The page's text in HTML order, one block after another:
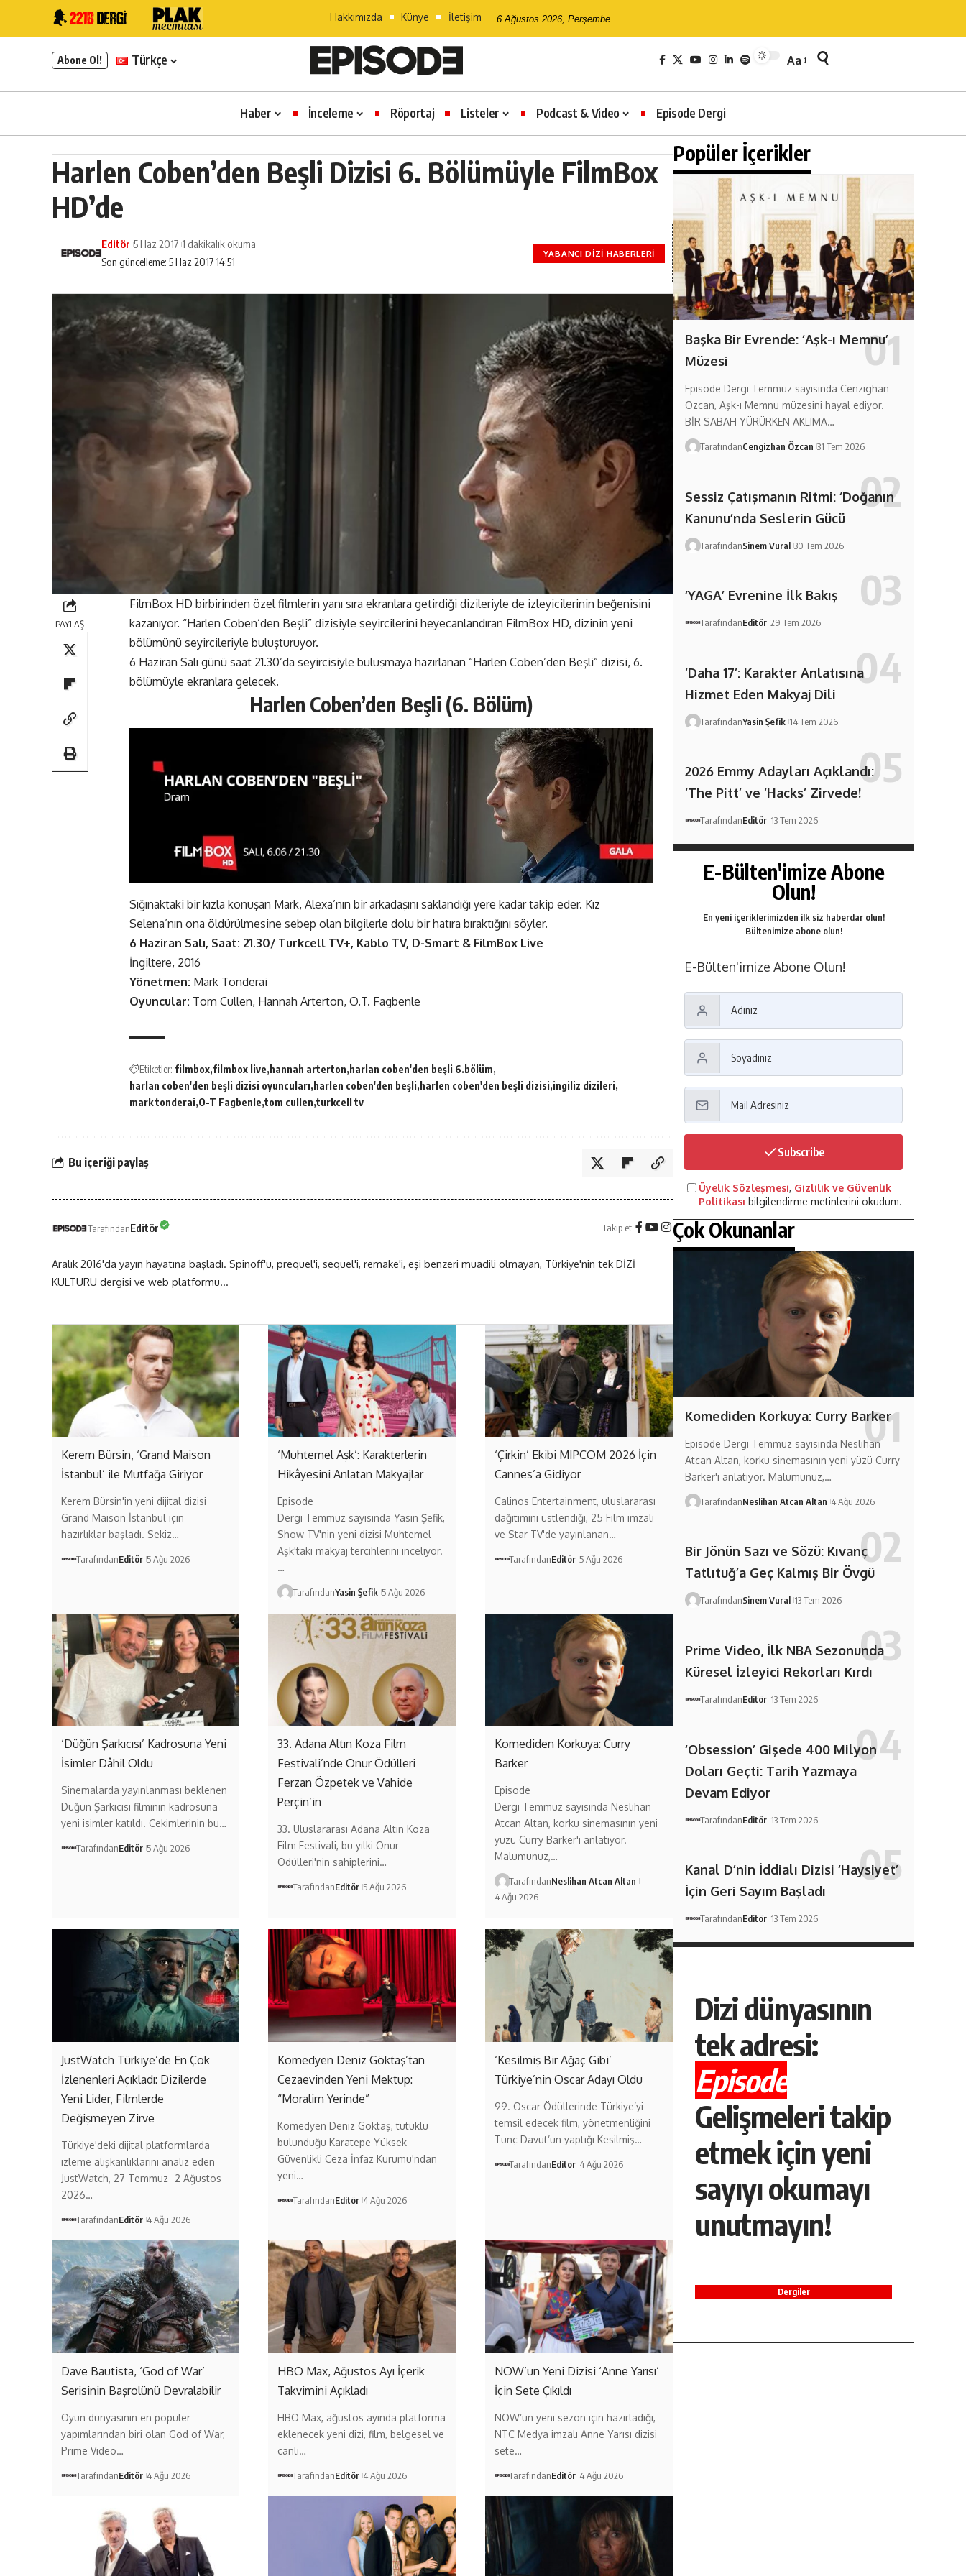
Hakkımızda Künye İletişim 6 Ağustos 2026, Perşembe
Abone Ol! Türkçe Aa
Haber İnceleme Röportaj Listeler Podcast & Video Episode Dergi
Harlen Coben’den Beşli Dizisi 6. Bölümüyle FilmBox
HD’de
Son güncelleme: 5 Haz 2017 14:51
Editör 5 Haz 2017 1 dakikalık okuma
YABANCI DIZI HABERLERI
PAYLAŞ
FilmBox HD birbirinden özel filmlerin yanı sıra ekranlara getirdiği dizileriyle de izleyicilerinin beğenisini
kazanıyor. “Harlen Coben’den Beşli” dizisiyle seyircilerini heyecanlandıran FilmBox HD, dizinin yeni
bölümünü seyircileriyle buluşturuyor.
6 Haziran Salı günü saat 21.30’da seyircisiyle buluşmaya hazırlanan “Harlen Coben’den Beşli” dizisi, 6.
bölümüyle ekranlara gelecek.
Harlen Coben’den Beşli (6. Bölüm)
Sığınaktaki bir kızla konuşan Mark, Alexa’nın bir arkadaşını saklandığı yere kadar takip eder. Kız
Selena’nın ona öldürülmesine sebep olan bilgilerle dolu bir hatıra bıraktığını söyler.
6 Haziran Salı, Saat: 21.30/ Turkcell TV+, Kablo TV, D-Smart & FilmBox Live
İngiltere, 2016
Yönetmen: Mark Tonderai
Oyuncular: Tom Cullen, Hannah Arterton, O.T. Fagbenle
Etiketler: filmbox filmbox live hannah arterton harlan coben'den beşli 6.bölüm
harlan coben'den beşli dizisi oyuncuları harlen coben'den beşli harlen coben'den beşli dizisi ingiliz dizileri
mark tonderai O-T Fagbenle tom cullen turkcell tv
Bu içeriği paylaş
TarafındanEditör Takip et:
Aralık 2016'da yayın hayatına başladı. Spinoff'u, prequel'i, sequel'i, remake'i, eşi benzeri muadili olmayan, Türkiye'nin tek DİZİ
KÜLTÜRÜ dergisi ve web platformu...
Kerem Bürsin, ‘Grand Maison
İstanbul’ ile Mutfağa Giriyor
Kerem Bürsin'in yeni dijital dizisi
Grand Maison İstanbul için
hazırlıklar başladı. Sekiz…
TarafındanEditör 5 Ağu 2026
‘Muhtemel Aşk’: Karakterlerin
Hikâyesini Anlatan Makyajlar
Episode
Dergi Temmuz sayısında Yasin Şefik,
Show TV'nin yeni dizisi Muhtemel
Aşk'taki makyaj tercihlerini inceliyor.
…
TarafındanYasin Şefik 5 Ağu 2026
‘Çirkin’ Ekibi MIPCOM 2026 İçin
Cannes’a Gidiyor
Calinos Entertainment, uluslararası
dağıtımını üstlendiği, 25 Film imzalı
ve Star TV'de yayınlanan…
TarafındanEditör 5 Ağu 2026
‘Düğün Şarkıcısı’ Kadrosuna Yeni
İsimler Dâhil Oldu
Sinemalarda yayınlanması beklenen
Düğün Şarkıcısı filminin kadrosuna
yeni isimler katıldı. Çekimlerinin bu…
TarafındanEditör 5 Ağu 2026
33. Adana Altın Koza Film
Festivali’nde Onur Ödülleri
Ferzan Özpetek ve Vahide
Perçin’in
33. Uluslararası Adana Altın Koza
Film Festivali, bu yılki Onur
Ödülleri'nin sahiplerini…
TarafındanEditör 5 Ağu 2026
Komediden Korkuya: Curry
Barker
Episode
Dergi Temmuz sayısında Neslihan
Atcan Altan, korku sinemasının yeni
yüzü Curry Barker'ı anlatıyor.
Malumunuz,…
TarafındanNeslihan Atcan Altan
4 Ağu 2026
JustWatch Türkiye’de En Çok
İzlenenleri Açıkladı: Dizilerde
Yeni Lider, Filmlerde
Değişmeyen Zirve
Türkiye'deki dijital platformlarda
izleme alışkanlıklarını analiz eden
JustWatch, 27 Temmuz–2 Ağustos
2026…
TarafındanEditör 4 Ağu 2026
Komedyen Deniz Göktaş’tan
Cezaevinden Yeni Mektup:
“Moralim Yerinde”
Komedyen Deniz Göktaş, tutuklu
bulunduğu Karatepe Yüksek
Güvenlikli Ceza İnfaz Kurumu'ndan
yeni…
TarafındanEditör 4 Ağu 2026
‘Kesilmiş Bir Ağaç Gibi’
Türkiye’nin Oscar Adayı Oldu
99. Oscar Ödüllerinde Türkiye’yi
temsil edecek film, yönetmenliğini
Tunç Davut’un yaptığı Kesilmiş…
TarafındanEditör 4 Ağu 2026
Dave Bautista, ‘God of War’
Serisinin Başrolünü Devralabilir
Oyun dünyasının en popüler
yapımlarından biri olan God of War,
Prime Video…
TarafındanEditör 4 Ağu 2026
HBO Max, Ağustos Ayı İçerik
Takvimini Açıkladı
HBO Max, ağustos ayında platforma
eklenecek yeni dizi, film, belgesel ve
canlı…
TarafındanEditör 4 Ağu 2026
NOW’un Yeni Dizisi ‘Anne Yarısı’
İçin Sete Çıkıldı
NOW’un yeni sezon için hazırladığı,
NTC Medya imzalı Anne Yarısı dizisi
sete…
TarafındanEditör 4 Ağu 2026
Popüler İçerikler
Başka Bir Evrende: ‘Aşk-ı Memnu’
Müzesi
Episode Dergi Temmuz sayısında Cenzighan
Özcan, Aşk-ı Memnu müzesini hayal ediyor.
BİR SABAH YÜRÜRKEN AKLIMA…
TarafındanCengizhan Özcan 31 Tem 2026
Sessiz Çatışmanın Ritmi: ‘Doğanın
Kanunu’nda Seslerin Gücü
TarafındanSinem Vural 30 Tem 2026
‘YAGA’ Evrenine İlk Bakış
TarafındanEditör 29 Tem 2026
‘Daha 17’: Karakter Anlatısına
Hizmet Eden Makyaj Dili
TarafındanYasin Şefik 14 Tem 2026
2026 Emmy Adayları Açıklandı:
‘The Pitt’ ve ‘Hacks’ Zirvede!
TarafındanEditör 13 Tem 2026
E-Bülten'imize Abone
Olun!
En yeni içeriklerimizden ilk siz haberdar olun!
Bültenimize abone olun!
E-Bülten'imize Abone Olun!
Subscribe
Üyelik Sözleşmesi, Gizlilik ve Güvenlik
Politikası bilgilendirme metinlerini okudum.
Çok Okunanlar
Komediden Korkuya: Curry Barker
Episode Dergi Temmuz sayısında Neslihan
Atcan Altan, korku sinemasının yeni yüzü Curry
Barker'ı anlatıyor. Malumunuz,…
TarafındanNeslihan Atcan Altan 4 Ağu 2026
Bir Jönün Sazı ve Sözü: Kıvanç
Tatlıtuğ’a Geç Kalmış Bir Övgü
TarafındanSinem Vural 13 Tem 2026
Prime Video, İlk NBA Sezonunda
Küresel İzleyici Rekorları Kırdı
TarafındanEditör 13 Tem 2026
‘Obsession’ Gişede 400 Milyon
Doları Geçti: Tarih Yazmaya
Devam Ediyor
TarafındanEditör 13 Tem 2026
Kanal D’nin İddialı Dizisi ‘Haysiyet’
İçin Geri Sayım Başladı
TarafındanEditör 13 Tem 2026
Dizi dünyasının
tek adresi:
Episode
Gelişmeleri takip
etmek için yeni
sayıyı okumayı
unutmayın!
Dergiler